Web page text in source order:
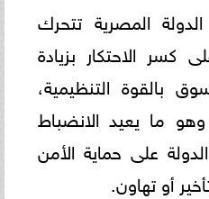
المصرية تتحرك
الاحتكار بزيادة
بالقوة التنظيمية،
ما يعيد الانضباط
على حماية الأمن
أو تهاون.